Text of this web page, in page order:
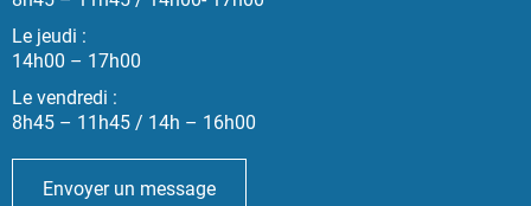
Le jeudi :
14h00 – 17h00
Le vendredi :
8h45 – 11h45 / 14h – 16h00
Envoyer un message